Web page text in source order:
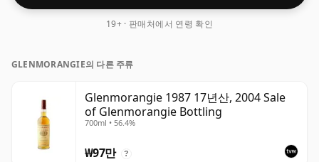
19+ · 판매처에서 연령 확인
GLENMORANGIE의 다른 주류
Glenmorangie 1987 17년산, 2004 Sale
of Glenmorangie Bottling
700ml • 56.4%
₩97만 ?